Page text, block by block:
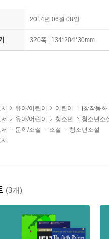
2014년 06월 08일
320쪽 | 134*204*30mm
유아/어린이 어린이
[창작동
유아/어린이 청소년
청소년소
문학/소설 소설
청소년소설
(3개)